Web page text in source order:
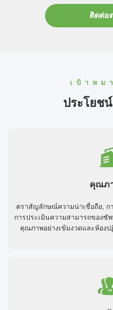
ติดต่อ
เป้าหม
ประโยช
คุณภ
ตราสัญลักษณ์ความน่าเชื่อถือ, ก
การประเมินความสามารถของซั
คุณภาพอย่างเข้มงวดและห้อง